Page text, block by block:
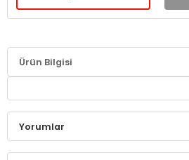
Ürün Bilgisi
Yorumlar